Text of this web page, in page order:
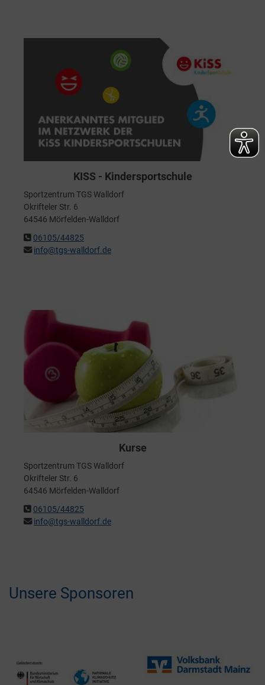
KISS - Kindersportschule
Sportzentrum TGS Walldorf
Okrifteler Str. 6
64546 Mörfelden-Walldorf
06105/44825
info@tgs-walldorf.de
Kurse
Sportzentrum TGS Walldorf
Okrifteler Str. 6
64546 Mörfelden-Walldorf
06105/44825
info@tgs-walldorf.de
Unsere Sponsoren